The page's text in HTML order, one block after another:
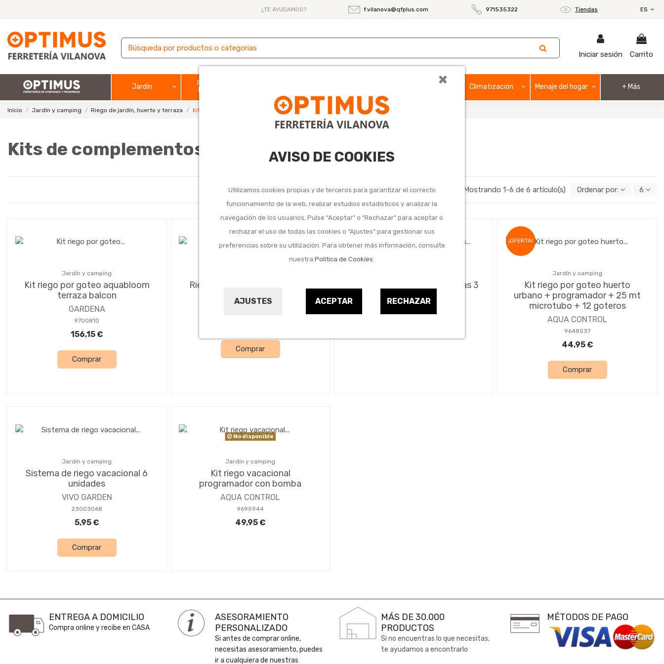
×
AVISO DE COOKIES
Utilizamos cookies propias y de terceros para garantizar el correcto
funcionamiento de la web, realizar estudios estadísticos y analizar la
navegación de los usuarios. Pulse “Aceptar” o “Rechazar” para aceptar o
rechazar el uso de todas las cookies o “Ajustes” para gestionar sus
preferencias sobre su utilización. Para obtener más información, consulte
nuestraPolítica de Cookies
AJUSTES ACEPTAR RECHAZAR
¿TE AYUDAMOS? f.vilanova@qfplus.com 971535322 Tiendas ES
Iniciar sesión Carrito
Jardín
Pintura y
Climatización Menaje del hogar + Más
Inicio Jardín y camping Riego de jardín, huerto y terraza Kits de complementos de riego superficie
Kits de complementos de riego superficie
Mostrando 1-6 de 6 artículo(s) Ordenar por: 6
Jardín y camping
Kit riego por goteo aquabloom
terraza balcon
GARDENA
9700810
156,15 €
Comprar
Riego de arboles kit completo
NON
Comprar
No disponible
Cono ceramico riego macetas 3
unidades +1 gratis
¡OFERTA!
Jardín y camping
Kit riego por goteo huerto
urbano + programador + 25 mt
microtubo + 12 goteros
AQUA CONTROL
9648537
44,95 €
Comprar
Jardín y camping
Sistema de riego vacacional 6
unidades
VIVO GARDEN
23003068
5,95 €
Comprar
No disponible
Jardín y camping
Kit riego vacacional
programador con bomba
AQUA CONTROL
9695944
49,95 €
ENTREGA A DOMICILIO
Compra online y recibe en CASA
ASESORAMIENTO
PERSONALIZADO
Si antes de comprar online,
necesitas asesoramiento, puedes
ir a cualquiera de nuestras
MÁS DE 30.000
PRODUCTOS
Si no encuentras lo que necesitas,
te ayudamos a encontrarlo
MÉTODOS DE PAGO